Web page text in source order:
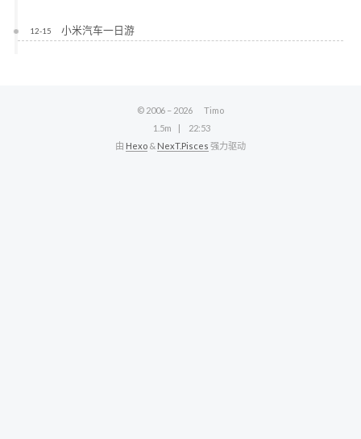
12-15 小米汽车一日游
© 2006 – 2026
Timo
1.5m
22:53
由 Hexo & NexT.Pisces 强力驱动